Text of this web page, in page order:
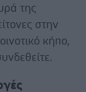
της
στην
κήπο,